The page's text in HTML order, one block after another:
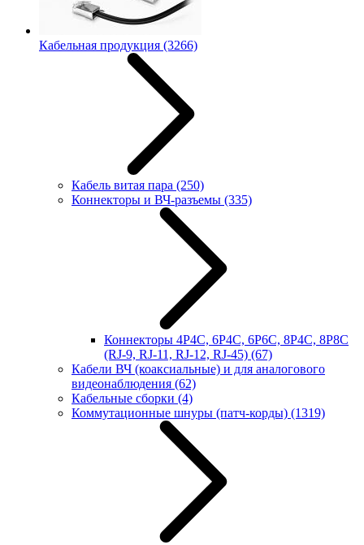
Кабельная продукция (3266)
Кабель витая пара (250)
Коннекторы и ВЧ-разъемы (335)
Коннекторы 4P4C, 6P4C, 6P6C, 8P4C, 8P8C
(RJ-9, RJ-11, RJ-12, RJ-45) (67)
Кабели ВЧ (коаксиальные) и для аналогового
видеонаблюдения (62)
Кабельные сборки (4)
Коммутационные шнуры (патч-корды) (1319)